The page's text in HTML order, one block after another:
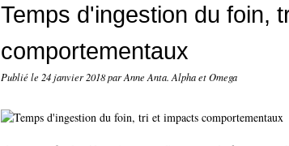
Temps d'ingestion du foin,
comportementaux
Publié le 24 janvier 2018par Anne Anta. Alpha et Omega